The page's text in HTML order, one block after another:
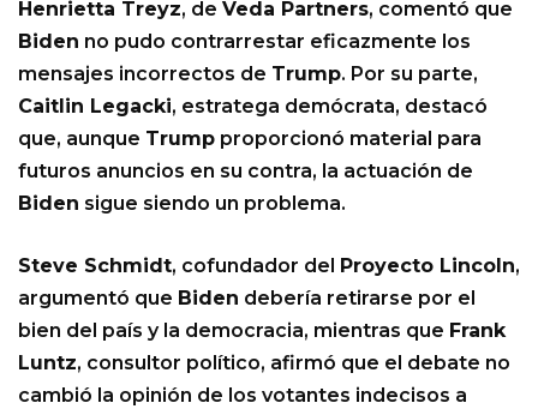
Henrietta Treyz, de Veda Partners, comentó que
Biden no pudo contrarrestar eficazmente los
mensajes incorrectos de Trump. Por su parte,
Caitlin Legacki, estratega demócrata, destacó
que, aunque Trump proporcionó material para
futuros anuncios en su contra, la actuación de
Biden sigue siendo un problema.
Steve Schmidt, cofundador del Proyecto Lincoln,
argumentó que Biden debería retirarse por el
bien del país y la democracia, mientras que Frank
Luntz, consultor político, afirmó que el debate no
cambió la opinión de los votantes indecisos a